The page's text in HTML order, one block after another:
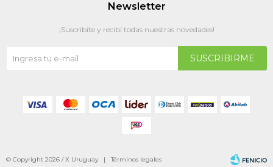
Newsletter
¡Suscribite y recibí todas nuestras novedades!
SUSCRIBIRME
© Copyright 2026 / X Uruguay |Términos legales